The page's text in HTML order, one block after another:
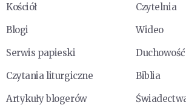
Kościół
Czytelnia
Blogi
Wideo
Serwis papieski
Duchowość
Czytania liturgiczne
Biblia
Artykuły blogerów